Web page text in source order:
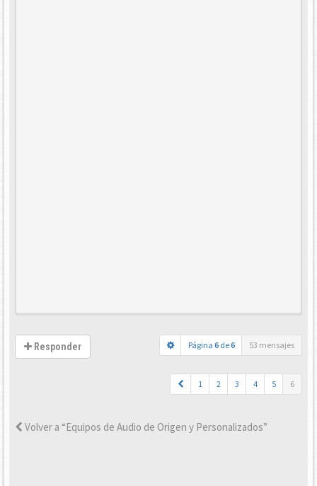
Responder Página 6 de6 53 mensajes
1 2 3 4 5 6
Volver a “Equipos de Audio de Origen y Personalizados”